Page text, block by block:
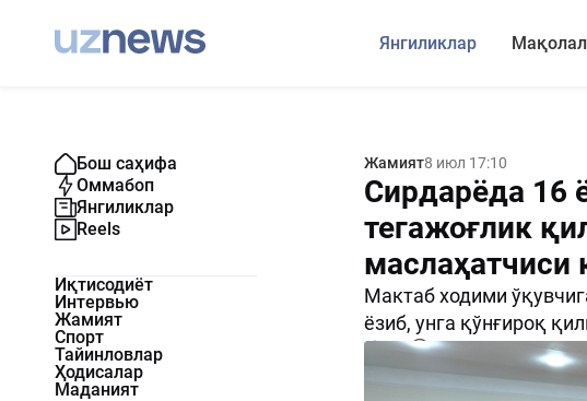
Янгиликлар
Бош саҳифа
Оммабоп
Янгиликлар
Reels
Иқтисодиёт
Интервью
Жамият
Спорт
Тайинловлар
Ҳодисалар
Маданият
Жамият8 июл 17:10
Сирдарёда 16
тегажоғлик
маслаҳатчиси
Мактаб ходими
ёзиб, унга қўнғироқ
290 0